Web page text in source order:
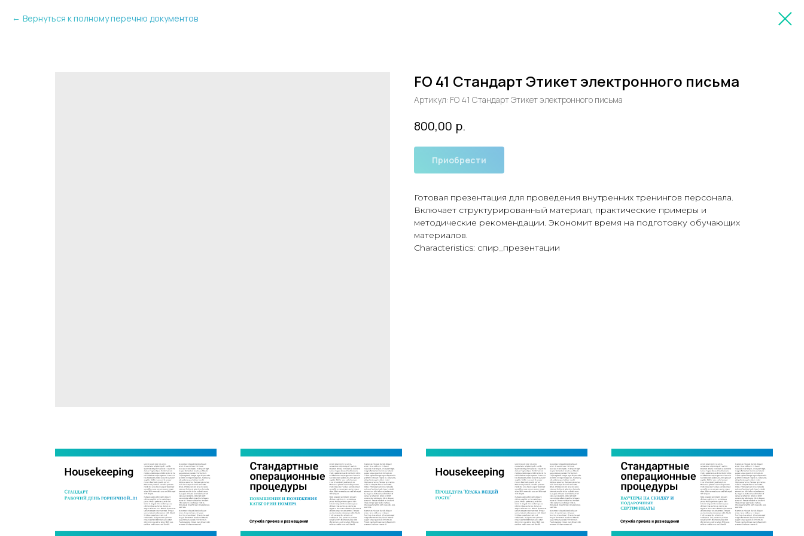
Вернуться к полному перечню документов
FO 41 Стандарт Этикет электронного письма
Артикул: FO 41 Стандарт Этикет электронного письма
800,00 р.
Приобрести
Готовая презентация для проведения внутренних тренингов персонала.
Включает структурированный материал, практические примеры и
методические рекомендации. Экономит время на подготовку обучающих
материалов.
Characteristics: спир_презентации